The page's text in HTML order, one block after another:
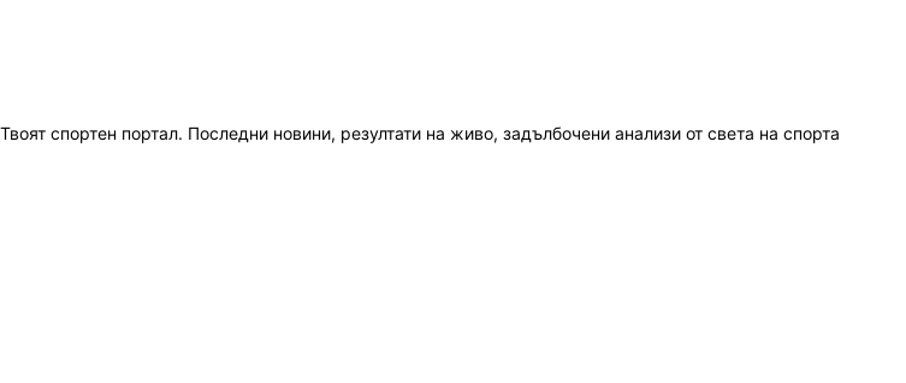
Твоят спортен портал. Последни новини, резултати на живо, задълбочени анализи от света на спорта